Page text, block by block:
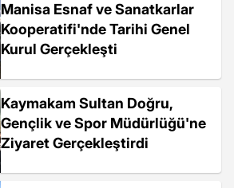
Manisa Esnaf ve Sanatkarlar
Kooperatifi'nde Tarihi Genel
Kurul Gerçekleşti
Kaymakam Sultan Doğru,
Gençlik ve Spor Müdürlüğü'ne
Ziyaret Gerçekleştirdi